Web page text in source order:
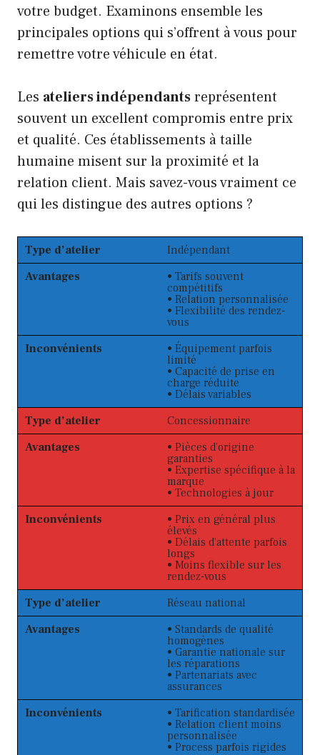
votre budget. Examinons ensemble les
principales options qui s’offrent à vous pour
remettre votre véhicule en état.
Les ateliers indépendantsreprésentent
souvent un excellent compromis entre prix
et qualité. Ces établissements à taille
humaine misent sur la proximité et la
relation client. Mais savez-vous vraiment ce
qui les distingue des autres options ?
Type d’atelier
Indépendant
Avantages
• Tarifs souvent
compétitifs
• Relation personnalisée
• Flexibilité des rendez-
vous
Inconvénients
• Équipement parfois
limité
• Capacité de prise en
charge réduite
• Délais variables
Type d’atelier
Concessionnaire
Avantages
• Pièces d’origine
garanties
• Expertise spécifique à la
marque
• Technologies à jour
Inconvénients
• Prix en général plus
élevés
• Délais d’attente parfois
longs
• Moins flexible sur les
rendez-vous
Type d’atelier
Réseau national
Avantages
• Standards de qualité
homogènes
• Garantie nationale sur
les réparations
• Partenariats avec
assurances
Inconvénients
• Tarification standardisée
• Relation client moins
personnalisée
• Process parfois rigides